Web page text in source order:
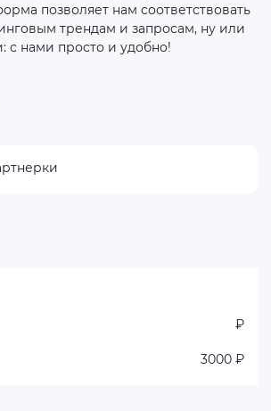
позволяет нам соответствовать
трендам и запросам, ну или
с нами просто и удобно!
₽
3000 ₽